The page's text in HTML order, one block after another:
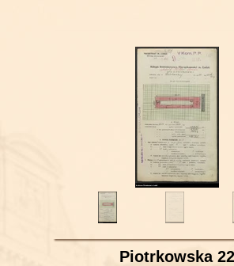
Piotrkowska 22